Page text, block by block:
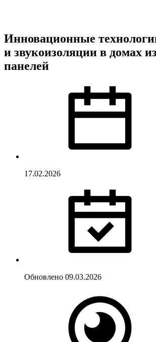
Инновационные
и звукоизоляции в домах
панелей
17.02.2026
Обновлено 09.03.2026